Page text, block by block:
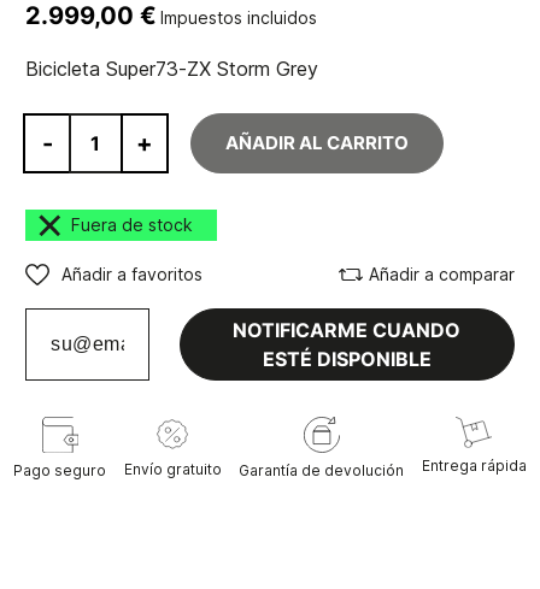
2.999,00 € Impuestos incluidos
Bicicleta Super73-ZX Storm Grey
- + AÑADIR AL CARRITO
Fuera de stock
Añadir a favoritos Añadir a comparar
NOTIFICARME CUANDO
ESTÉ DISPONIBLE
Pago seguro Envío gratuito Garantía de devolución Entrega rápida